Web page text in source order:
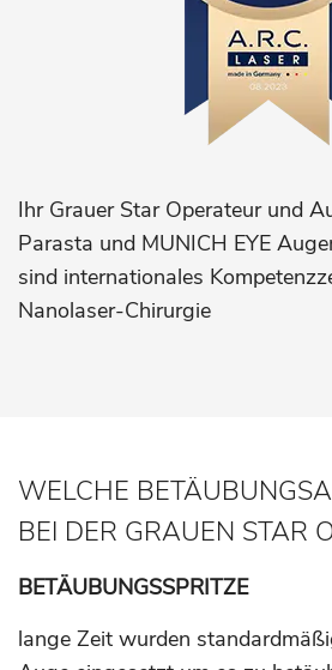
Ihr Grauer Star Operateur und
Parasta und MUNICH EYE
sind internationales
Nanolaser-Chirurgie
WELCHE
BEI DER GRAUEN STAR
BETÄUBUNGSSPRITZE
lange Zeit wurden